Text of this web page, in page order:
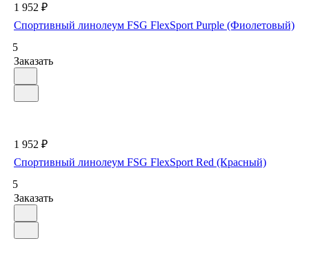
1 952 ₽
Спортивный линолеум FSG FlexSport Purple (Фиолетовый)
5
Заказать
1 952 ₽
Спортивный линолеум FSG FlexSport Red (Красный)
5
Заказать